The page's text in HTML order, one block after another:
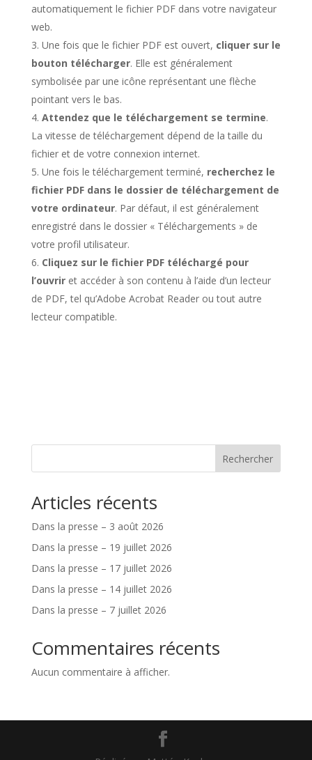
automatiquement le fichier PDF dans votre navigateur
web.
Une fois que le fichier PDF est ouvert, cliquer sur le
bouton télécharger. Elle est généralement
symbolisée par une icône représentant une flèche
pointant vers le bas.
Attendez que le téléchargement se termine.
La vitesse de téléchargement dépend de la taille du
fichier et de votre connexion internet.
Une fois le téléchargement terminé, recherchez le
fichier PDF dans le dossier de téléchargement de
votre ordinateur. Par défaut, il est généralement
enregistré dans le dossier « Téléchargements » de
votre profil utilisateur.
Cliquez sur le fichier PDF téléchargé pour
l’ouvriret accéder à son contenu à l’aide d’un lecteur
de PDF, tel qu’Adobe Acrobat Reader ou tout autre
lecteur compatible.
Rechercher
Articles récents
Dans la presse – 3 août 2026
Dans la presse – 19 juillet 2026
Dans la presse – 17 juillet 2026
Dans la presse – 14 juillet 2026
Dans la presse – 7 juillet 2026
Commentaires récents
Aucun commentaire à afficher.